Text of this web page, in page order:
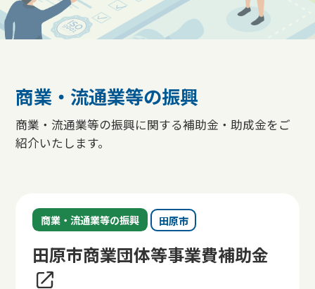
商業・流通業等の振興
商業・流通業等の振興に関する補助金・助成金をご
紹介いたします。
商業・流通業等の振興 田原市
田原市商業団体等事業費補助金